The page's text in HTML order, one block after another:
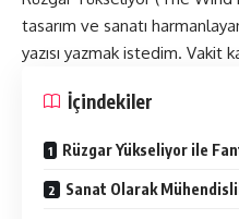
tasarım ve sanatı
yazısı yazmak istedim. Vakit
İçindekiler
Rüzgar Yükseliyor ile
Sanat Olarak